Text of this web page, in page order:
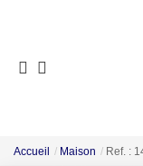
Accueil Maison Ref. :